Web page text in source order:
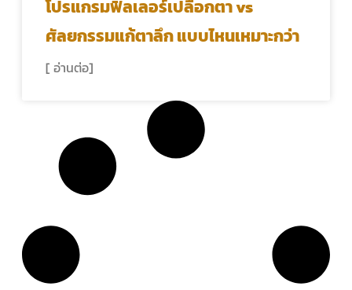
โปรแกรมฟิลเลอร์เปลือกตา vs
ศัลยกรรมแก้ตาลึก แบบไหนเหมาะกว่า
[ อ่านต่อ]